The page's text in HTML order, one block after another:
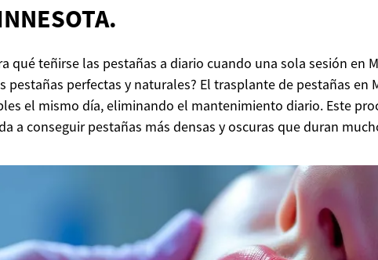
qué teñirse las pestañas a diario cuando una sola sesión en
pestañas perfectas y naturales? El trasplante de pestañas en
el mismo día, eliminando el mantenimiento diario. Este
a conseguir pestañas más densas y oscuras que duran